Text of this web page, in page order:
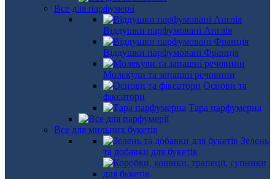
Все для парфумерії
Віддушки парфумовані Англія
Віддушки парфумовані Франція
Молекули та запашні речовини
Основи та
фіксатори
Тара парфумерна
Все для мильних букетів
Зелень
та добавки для букетів